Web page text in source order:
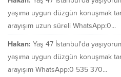
yaşıma uygun düzgün konuşmak
arayışım uzun süreli WhatsApp:0...
Hakan: Yaş 47 İstanbul'da
yaşıma uygun düzgün konuşmak
arayışım WhatsApp:0 535 370...